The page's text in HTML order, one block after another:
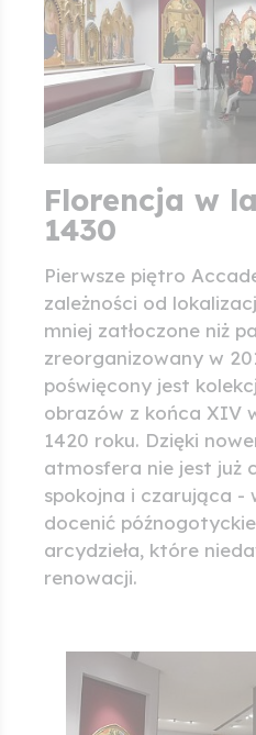
Florencja w
1430
Pierwsze piętro
zależności od
mniej zatłoczone niż
zreorganizowany w
poświęcony jest
obrazów z końca XIV
1420 roku. Dzięki
atmosfera nie jest już
spokojna i czarująca -
docenić
arcydzieła, które
renowacji.